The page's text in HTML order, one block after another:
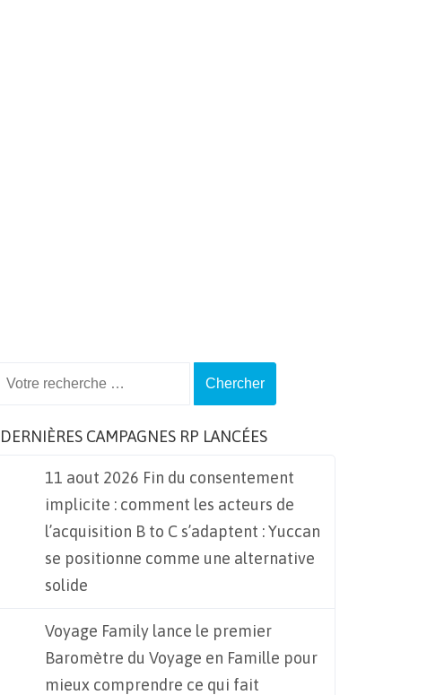
DERNIÈRES CAMPAGNES RP LANCÉES
11 aout 2026 Fin du consentement
implicite : comment les acteurs de
l’acquisition B to C s’adaptent : Yuccan
se positionne comme une alternative
solide
Voyage Family lance le premier
Baromètre du Voyage en Famille pour
mieux comprendre ce qui fait